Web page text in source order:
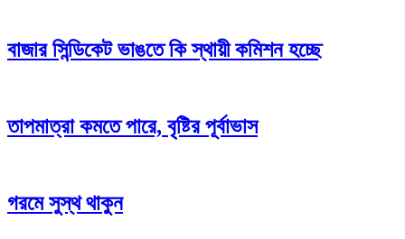
বাজার সিন্ডিকেট ভাঙতে কি স্থায়ী কমিশন হচ্ছে
তাপমাত্রা কমতে পারে, বৃষ্টির পূর্বাভাস
গরমে সুস্থ থাকুন